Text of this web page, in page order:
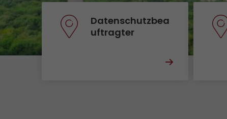
GO! erhält Auszeichnung
„Höchste Kundenempfehlung“
vom Handelsblatt
Datenschutzbea
uftragter